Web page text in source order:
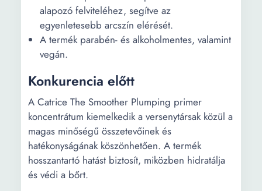
alapozó felviteléhez, segítve az
egyenletesebb arcszín elérését.
A termék parabén- és alkoholmentes, valamint
vegán.
Konkurencia előtt
A Catrice The Smoother Plumping primer
koncentrátum kiemelkedik a versenytársak közül a
magas minőségű összetevőinek és
hatékonyságának köszönhetően. A termék
hosszantartó hatást biztosít, miközben hidratálja
és védi a bőrt.